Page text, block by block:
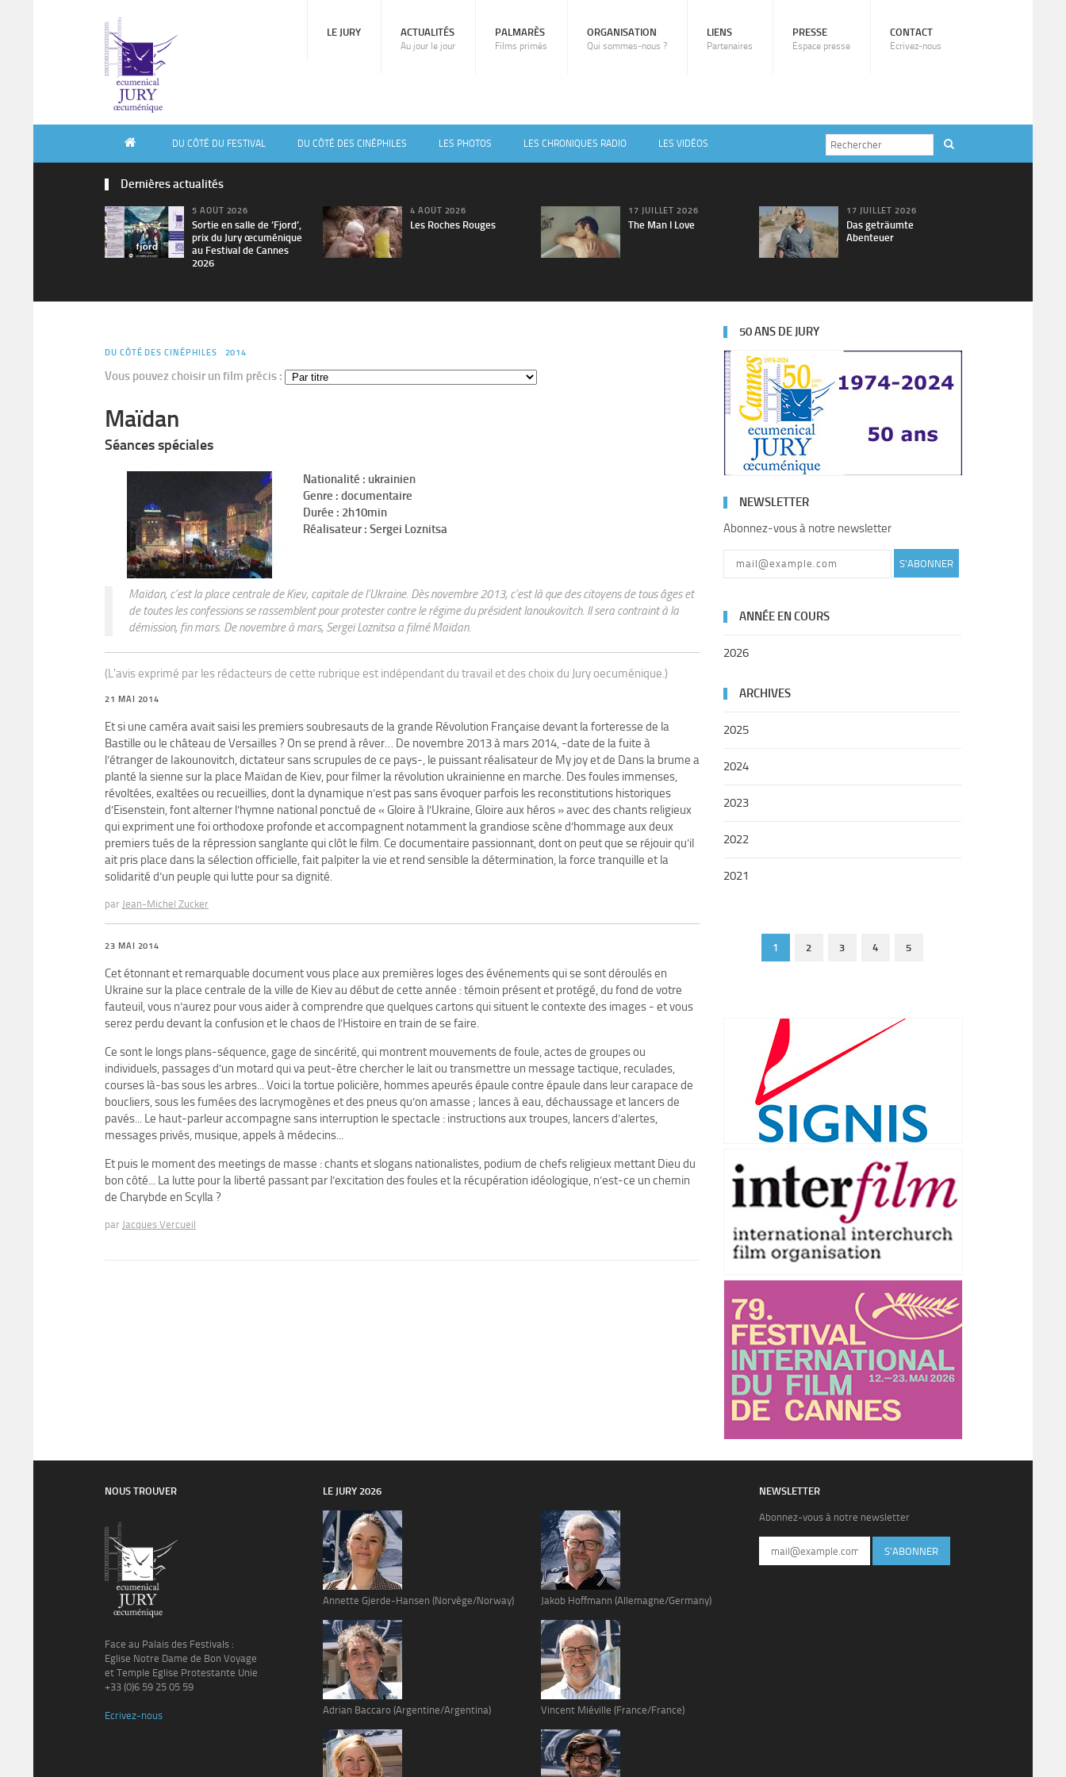
LE JURY ACTUALITÉS
Au jour le jour
PALMARÈS
Films primés
ORGANISATION
Qui sommes-nous ?
LIENS
Partenaires
PRESSE
Espace presse
CONTACT
Ecrivez-nous
DU CÔTÉ DU FESTIVAL DU CÔTÉ DES CINÉPHILES LES PHOTOS LES CHRONIQUES RADIO LES VIDÉOS
Dernières actualités
5 AOÛT 2026
Sortie en salle de ’Fjord’,
prix du Jury œcuménique
au Festival de Cannes
2026
4 AOÛT 2026
Les Roches Rouges
17 JUILLET 2026
The Man I Love
17 JUILLET 2026
Das geträumte
Abenteuer
DU CÔTÉ DES CINÉPHILES 2014
Vous pouvez choisir un film précis :
Maïdan
Séances spéciales
Nationalité : ukrainien
Genre : documentaire
Durée : 2h10min
Réalisateur : Sergei Loznitsa
Maïdan, c’est la place centrale de Kiev, capitale de l’Ukraine. Dès novembre 2013, c’est là que des citoyens de tous âges et
de toutes les confessions se rassemblent pour protester contre le régime du président Ianoukovitch. Il sera contraint à la
démission, fin mars. De novembre à mars, Sergeï Loznitsa a filmé Maïdan.
(L'avis exprimé par les rédacteurs de cette rubrique est indépendant du travail et des choix du Jury oecuménique.)
21 MAI 2014
Et si une caméra avait saisi les premiers soubresauts de la grande Révolution Française devant la forteresse de la
Bastille ou le château de Versailles ? On se prend à rêver… De novembre 2013 à mars 2014, -date de la fuite à
l’étranger de Iakounovitch, dictateur sans scrupules de ce pays-, le puissant réalisateur de My joy et de Dans la brume a
planté la sienne sur la place Maïdan de Kiev, pour filmer la révolution ukrainienne en marche. Des foules immenses,
révoltées, exaltées ou recueillies, dont la dynamique n’est pas sans évoquer parfois les reconstitutions historiques
d’Eisenstein, font alterner l’hymne national ponctué de « Gloire à l’Ukraine, Gloire aux héros » avec des chants religieux
qui expriment une foi orthodoxe profonde et accompagnent notamment la grandiose scène d’hommage aux deux
premiers tués de la répression sanglante qui clôt le film. Ce documentaire passionnant, dont on peut que se réjouir qu’il
ait pris place dans la sélection officielle, fait palpiter la vie et rend sensible la détermination, la force tranquille et la
solidarité d’un peuple qui lutte pour sa dignité.
par Jean-Michel Zucker
23 MAI 2014
Cet étonnant et remarquable document vous place aux premières loges des événements qui se sont déroulés en
Ukraine sur la place centrale de la ville de Kiev au début de cette année : témoin présent et protégé, du fond de votre
fauteuil, vous n’aurez pour vous aider à comprendre que quelques cartons qui situent le contexte des images - et vous
serez perdu devant la confusion et le chaos de l’Histoire en train de se faire.
Ce sont le longs plans-séquence, gage de sincérité, qui montrent mouvements de foule, actes de groupes ou
individuels, passages d’un motard qui va peut-être chercher le lait ou transmettre un message tactique, reculades,
courses là-bas sous les arbres... Voici la tortue policière, hommes apeurés épaule contre épaule dans leur carapace de
boucliers, sous les fumées des lacrymogènes et des pneus qu’on amasse ; lances à eau, déchaussage et lancers de
pavés... Le haut-parleur accompagne sans interruption le spectacle : instructions aux troupes, lancers d’alertes,
messages privés, musique, appels à médecins...
Et puis le moment des meetings de masse : chants et slogans nationalistes, podium de chefs religieux mettant Dieu du
bon côté... La lutte pour la liberté passant par l’excitation des foules et la récupération idéologique, n’est-ce un chemin
de Charybde en Scylla ?
par Jacques Vercueil
50 ANS DE JURY
NEWSLETTER
Abonnez-vous à notre newsletter
S'ABONNER
ANNÉE EN COURS
2026
ARCHIVES
2025
2024
2023
2022
2021
1 2 3 4 5
NOUS TROUVER
Face au Palais des Festivals :
Eglise Notre Dame de Bon Voyage
et Temple Eglise Protestante Unie
+33 (0)6 59 25 05 59
Ecrivez-nous
LE JURY 2026
Annette Gjerde-Hansen (Norvège/Norway)
Adrian Baccaro (Argentine/Argentina)
Jakob Hoffmann (Allemagne/Germany)
Vincent Miéville (France/France)
NEWSLETTER
Abonnez-vous à notre newsletter
S'ABONNER